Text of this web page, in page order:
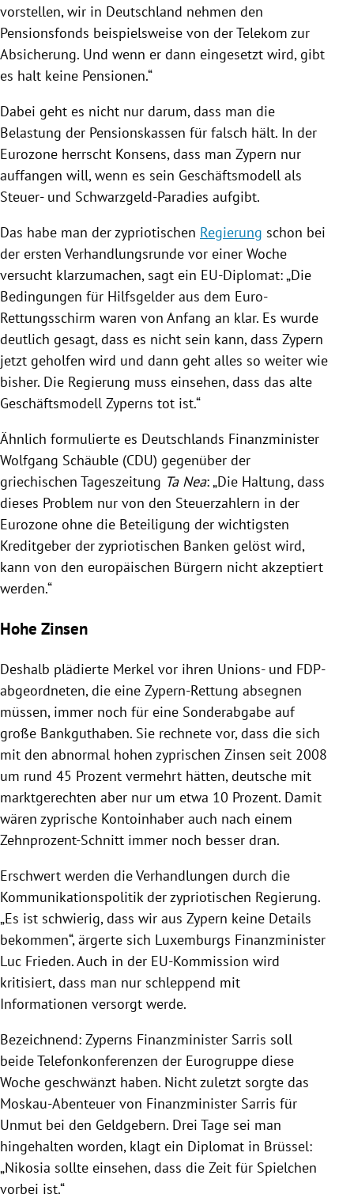
vorstellen, wir in Deutschland nehmen den
Pensionsfonds beispielsweise von derTelekom zur
Absicherung. Und wenn er dann eingesetzt wird, gibt
es halt keine Pensionen.“
Dabei geht es nicht nur darum, dass man die
Belastung der Pensionskassen für falsch hält. In der
Eurozone herrscht Konsens, dass man Zypern nur
auffangen will, wenn es sein Geschäftsmodell als
Steuer- und Schwarzgeld-Paradies aufgibt.
Das habe man der zypriotischen Regierung schon bei
der ersten Verhandlungsrunde vor einer Woche
versucht klarzumachen, sagt ein EU-Diplomat: „Die
Bedingungen für Hilfsgelder aus dem Euro-
Rettungsschirm waren von Anfang an klar. Es wurde
deutlich gesagt, dass es nicht sein kann, dass Zypern
jetzt geholfen wird und dann geht alles so weiter wie
bisher. Die Regierung muss einsehen, dass das alte
Geschäftsmodell Zyperns tot ist.“
Ähnlich formulierte es Deutschlands Finanzminister
Wolfgang Schäuble (CDU) gegenüber der
griechischen Tageszeitung Ta Nea: „Die Haltung, dass
dieses Problem nur von den Steuerzahlern in der
Eurozone ohne die Beteiligung der wichtigsten
Kreditgeber der zypriotischen Banken gelöst wird,
kann von den europäischen Bürgern nicht akzeptiert
werden.“
Hohe Zinsen
Deshalb plädierte Merkel vor ihren Unions- und FDP-
abgeordneten, die eine Zypern-Rettung absegnen
müssen, immer noch für eine Sonderabgabe auf
große Bankguthaben. Sie rechnete vor, dass die sich
mit den abnormal hohen zyprischen Zinsen seit 2008
um rund 45 Prozent vermehrt hätten, deutsche mit
marktgerechten aber nur um etwa 10 Prozent. Damit
wären zyprische Kontoinhaber auch nach einem
Zehnprozent-Schnitt immer noch besser dran.
Erschwert werden die Verhandlungen durch die
Kommunikationspolitik der zypriotischen Regierung.
„Es ist schwierig, dass wir aus Zypern keine Details
bekommen“, ärgerte sich Luxemburgs Finanzminister
Luc Frieden. Auch in der EU-Kommission wird
kritisiert, dass man nur schleppend mit
Informationen versorgt werde.
Bezeichnend: Zyperns Finanzminister Sarris soll
beide Telefonkonferenzen der Eurogruppe diese
Woche geschwänzt haben. Nicht zuletzt sorgte das
Moskau-Abenteuer von Finanzminister Sarris für
Unmut bei den Geldgebern. Drei Tage sei man
hingehalten worden, klagt ein Diplomat in Brüssel:
„Nikosia sollte einsehen, dass die Zeit für Spielchen
vorbei ist.“